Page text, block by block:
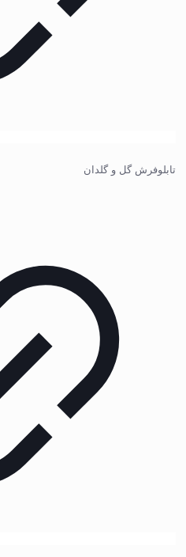
تابلوفرش گل و گلدان